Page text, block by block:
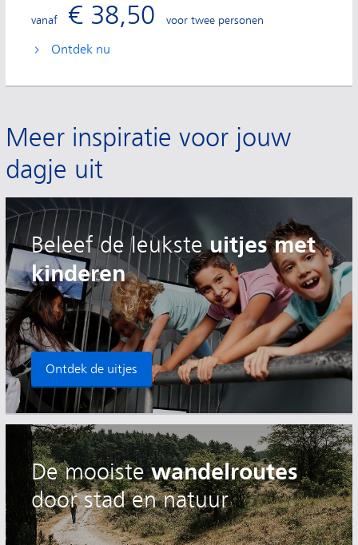
vanaf € 38,50 voor twee personen
Ontdek nu
Meer inspiratie voor jouw
dagje uit
Beleef de leuksteuitjes met
kinderen
Ontdek de uitjes
De mooistewandelroutes
door stad en natuur